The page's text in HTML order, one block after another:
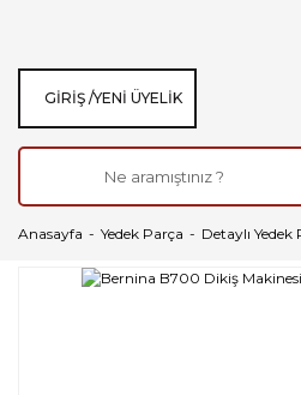
GIRIŞ /YENI ÜYELIK
Anasayfa Yedek Parça Detaylı Yedek